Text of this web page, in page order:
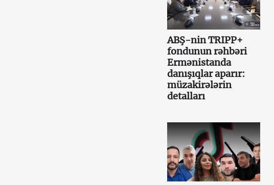
ABŞ-nin TRIPP+
fondunun rəhbəri
Ermənistanda
danışıqlar aparır:
müzakirələrin
detalları